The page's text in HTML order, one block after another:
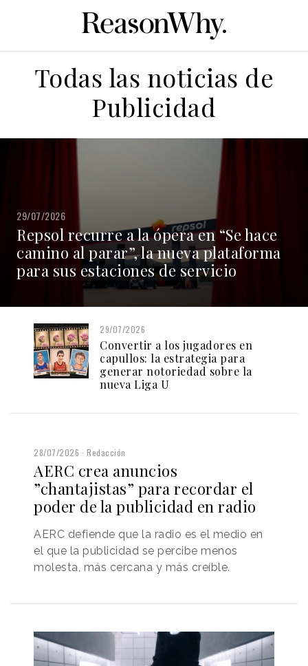
Todas las noticias de
Publicidad
29/07/2026
Repsol recurre a la ópera en “Se hace
camino al parar”, la nueva plataforma
para sus estaciones de servicio
29/07/2026
Convertir a los jugadores en
capullos: la estrategia para
generar notoriedad sobre la
nueva Liga U
28/07/2026 Redacción
AERC crea anuncios
”chantajistas” para recordar el
poder de la publicidad en radio
AERC defiende que la radio es el medio en
el que la publicidad se percibe menos
molesta, más cercana y más creíble.